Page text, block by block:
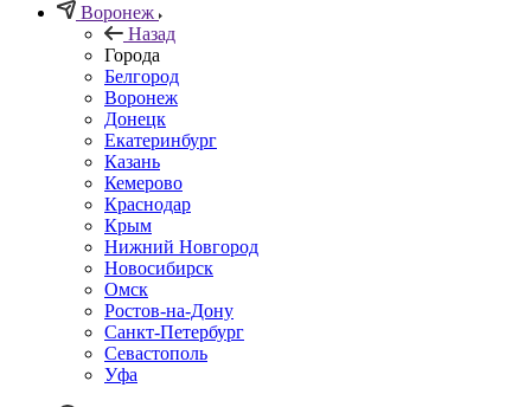
Воронеж
Назад
Города
Белгород
Воронеж
Донецк
Екатеринбург
Казань
Кемерово
Краснодар
Крым
Нижний Новгород
Новосибирск
Омск
Ростов-на-Дону
Санкт-Петербург
Севастополь
Уфа